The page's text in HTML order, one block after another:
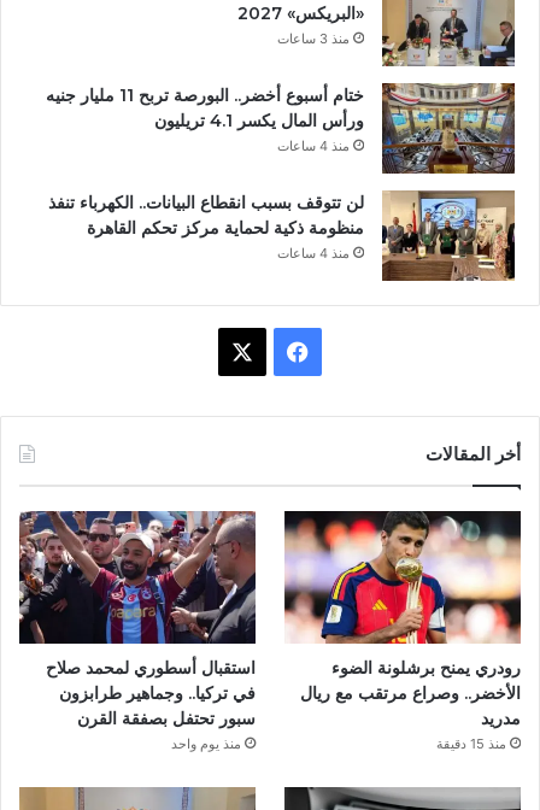
«البريكس» 2027
منذ 3 ساعات
ختام أسبوع أخضر.. البورصة تربح 11 مليار جنيه
ورأس المال يكسر 4.1 تريليون
منذ 4 ساعات
لن تتوقف بسبب انقطاع البيانات.. الكهرباء تنفذ
منظومة ذكية لحماية مركز تحكم القاهرة
منذ 4 ساعات
و
ك
أخر المقالات
رودري يمنح برشلونة الضوء
الأخضر.. وصراع مرتقب مع ريال
مدريد
منذ 15 دقيقة
استقبال أسطوري لمحمد صلاح
في تركيا.. وجماهير طرابزون
سبور تحتفل بصفقة القرن
منذ يوم واحد